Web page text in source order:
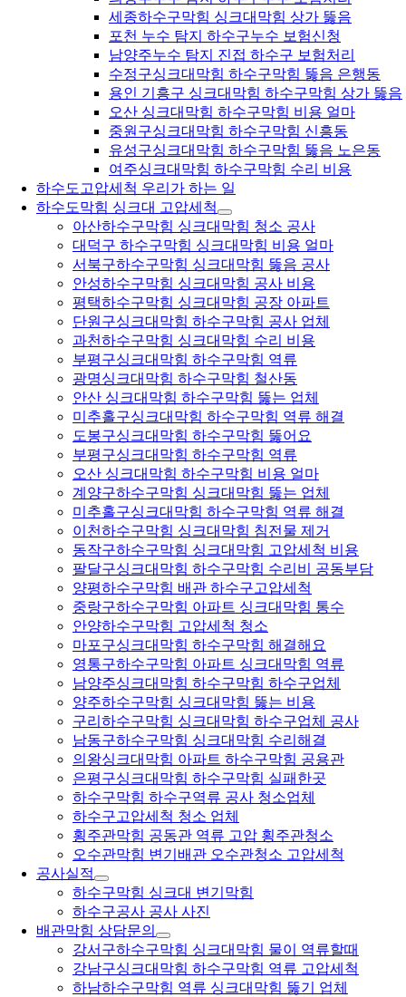
세종하수구막힘 싱크대막힘 상가 뚫음
포천 누수 탐지 하수구누수 보험신청
남양주누수 탐지 진접 하수구 보험처리
수정구싱크대막힘 하수구막힘 뚫음 은행동
용인 기흥구 싱크대막힘 하수구막힘 상가 뚫음
오산 싱크대막힘 하수구막힘 비용 얼마
중원구싱크대막힘 하수구막힘 신흥동
유성구싱크대막힘 하수구막힘 뚫음 노은동
여주싱크대막힘 하수구막힘 수리 비용
하수도고압세척 우리가 하는 일
하수도막힘 싱크대 고압세척
아산하수구막힘 싱크대막힘 청소 공사
대덕구 하수구막힘 싱크대막힘 비용 얼마
서북구하수구막힘 싱크대막힘 뚫음 공사
안성하수구막힘 싱크대막힘 공사 비용
평택하수구막힘 싱크대막힘 공장 아파트
단원구싱크대막힘 하수구막힘 공사 업체
과천하수구막힘 싱크대막힘 수리 비용
부평구싱크대막힘 하수구막힘 역류
광명싱크대막힘 하수구막힘 철산동
안산 싱크대막힘 하수구막힘 뚫는 업체
미추홀구싱크대막힘 하수구막힘 역류 해결
도봉구싱크대막힘 하수구막힘 뚫어요
부평구싱크대막힘 하수구막힘 역류
오산 싱크대막힘 하수구막힘 비용 얼마
계양구하수구막힘 싱크대막힘 뚫는 업체
미추홀구싱크대막힘 하수구막힘 역류 해결
이천하수구막힘 싱크대막힘 침전물 제거
동작구하수구막힘 싱크대막힘 고압세척 비용
팔달구싱크대막힘 하수구막힘 수리비 공동부담
양평하수구막힘 배관 하수구고압세척
중랑구하수구막힘 아파트 싱크대막힘 통수
안양하수구막힘 고압세척 청소
마포구싱크대막힘 하수구막힘 해결해요
영통구하수구막힘 아파트 싱크대막힘 역류
남양주싱크대막힘 하수구막힘 하수구업체
양주하수구막힘 싱크대막힘 뚫는 비용
구리하수구막힘 싱크대막힘 하수구업체 공사
남동구하수구막힘 싱크대막힘 수리해결
의왕싱크대막힘 아파트 하수구막힘 공용관
은평구싱크대막힘 하수구막힘 실패한곳
하수구막힘 하수구역류 공사 청소업체
하수구고압세척 청소 업체
횡주관막힘 공동관 역류 고압 횡주관청소
오수관막힘 변기배관 오수관청소 고압세척
공사실적
하수구막힘 싱크대 변기막힘
하수구공사 공사 사진
배관막힘 상담문의
강서구하수구막힘 싱크대막힘 물이 역류할때
강남구싱크대막힘 하수구막힘 역류 고압세척
하남하수구막힘 역류 싱크대막힘 뚫기 업체